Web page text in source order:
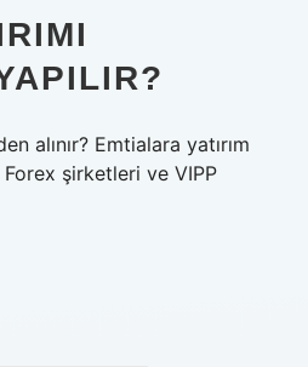
alınır? Emtialara yatırım
şirketleri ve VIPP